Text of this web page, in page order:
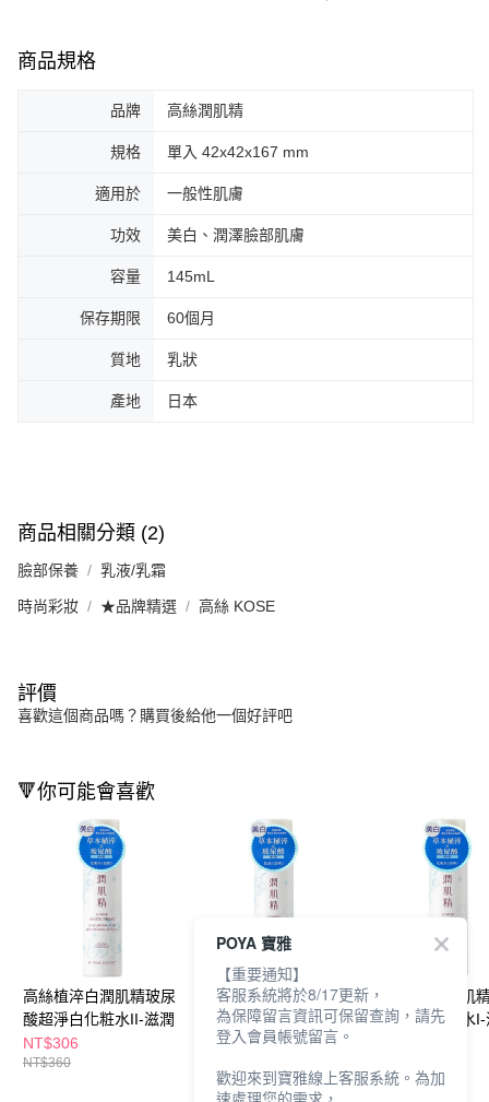
商品規格
品牌 高絲潤肌精
規格 單入 42x42x167 mm
適用於 一般性肌膚
功效 美白、潤澤臉部肌膚
容量 145mL
保存期限 60個月
質地 乳狀
產地 日本
商品相關分類 (2)
臉部保養 乳液/乳霜
時尚彩妝 ★品牌精選 高絲 KOSE
評價
喜歡這個商品嗎？購買後給他一個好評吧
🔻你可能會喜歡
高絲植淬白潤肌精玻尿
酸超淨白化粧水II-滋潤
NT$306
NT$360
高絲植淬白潤肌精玻尿
酸超淨白乳液I-清爽
NT$306
高絲植淬白潤肌
酸超淨白化粧水
POYA 寶雅
【重要通知】
客服系統將於8/17更新，
為保障留言資訊可保留查詢，請先
登入會員帳號留言。
歡迎來到寶雅線上客服系統。為加
速處理您的需求，